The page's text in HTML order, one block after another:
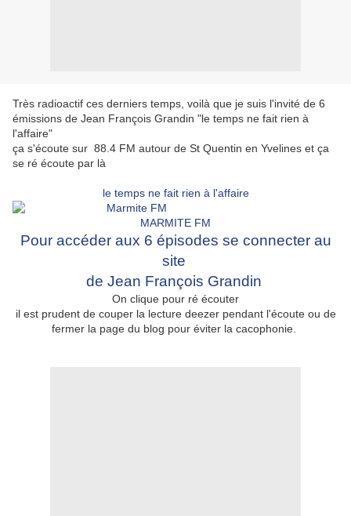
Très radioactif ces derniers temps, voilà que je suis l'invité de 6
émissions de Jean François Grandin "le temps ne fait rien à
l'affaire"
ça s'écoute sur 88.4 FM autour de St Quentin en Yvelines et ça
se ré écoute par là
le temps ne fait rien à l'affaire
MARMITE FM
Pour accéder aux 6 épisodes se connecter au
site
de Jean François Grandin
On clique pour ré écouter
il est prudent de couper la lecture deezer pendant l'écoute ou de
fermer la page du blog pour éviter la cacophonie.